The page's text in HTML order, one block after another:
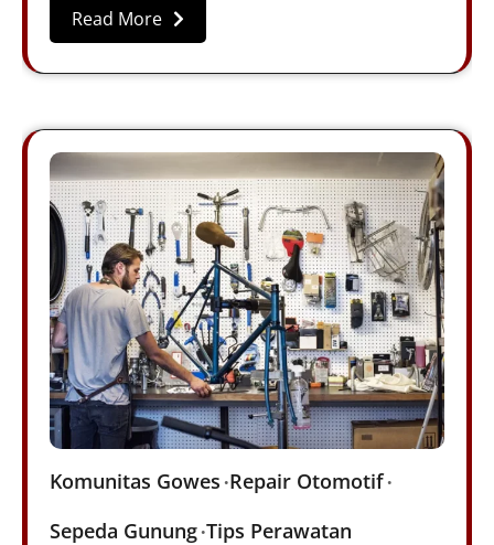
Read More
Komunitas Gowes Repair Otomotif
Sepeda Gunung Tips Perawatan